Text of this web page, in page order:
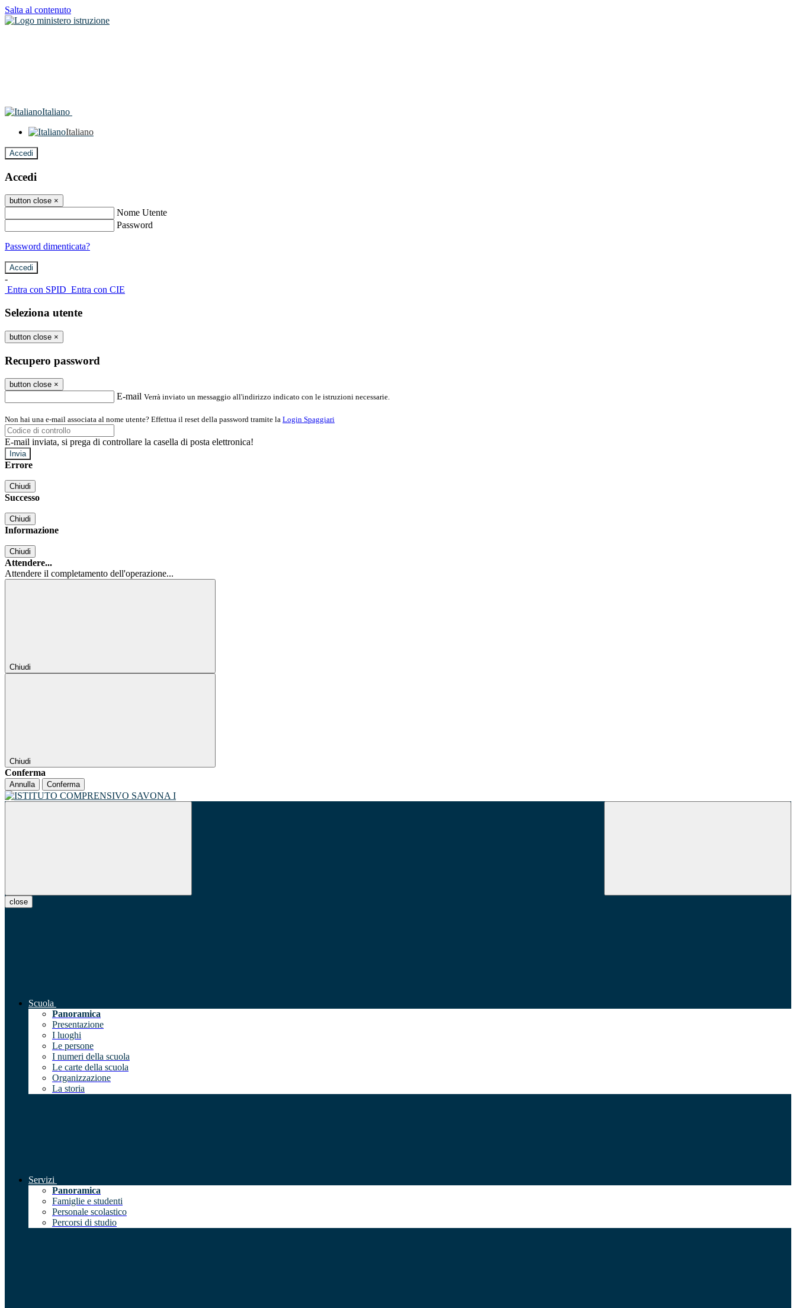
Salta al contenuto
Italiano
Italiano
Accedi
Accedi
button close ×
Nome Utente
Password
Password dimenticata?
-
Entra con SPID Entra con CIE
Seleziona utente
button close ×
Recupero password
button close ×
E-mail Verrà inviato un messaggio all'indirizzo indicato con le istruzioni necessarie.
Non hai una e-mail associata al nome utente? Effettua il reset della password tramite la Login Spaggiari
E-mail inviata, si prega di controllare la casella di posta elettronica!
Errore
Chiudi
Successo
Chiudi
Informazione
Chiudi
Attendere...
Attendere il completamento dell'operazione...
Chiudi
Chiudi
Conferma
Annulla Conferma
close
Scuola
Panoramica
Presentazione
I luoghi
Le persone
I numeri della scuola
Le carte della scuola
Organizzazione
La storia
Servizi
Panoramica
Famiglie e studenti
Personale scolastico
Percorsi di studio